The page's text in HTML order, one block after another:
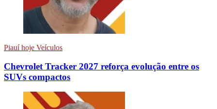
Piauí hoje Veículos
Chevrolet Tracker 2027 reforça evolução entre os
SUVs compactos